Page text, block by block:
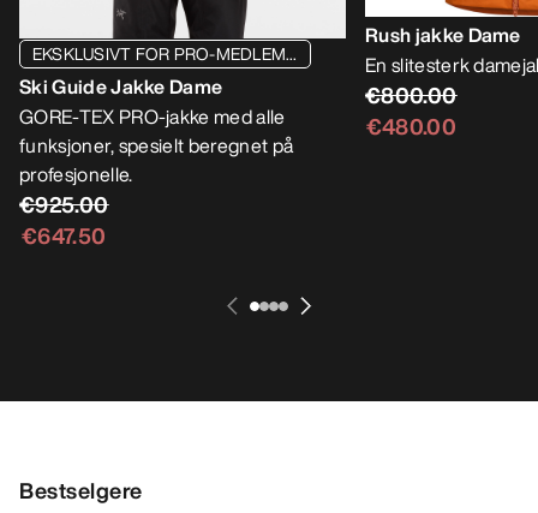
EKSKLUSIVT FOR PRO-MEDLEM...
Ski Guide Jakke Dame
GORE-TEX PRO-jakke med alle
funksjoner, spesielt beregnet på
profesjonelle.
€925.00
€647.50
Rush jakke Dame
En slitesterk
€800.00
€480.00
Bestselgere